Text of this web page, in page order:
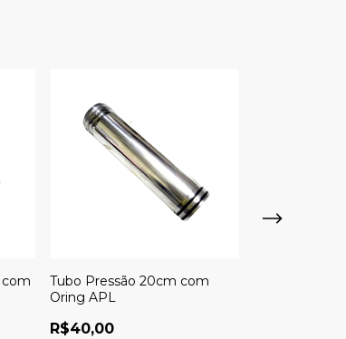
com
Tubo Pressão 20cm com
Oring APL
R$40,00